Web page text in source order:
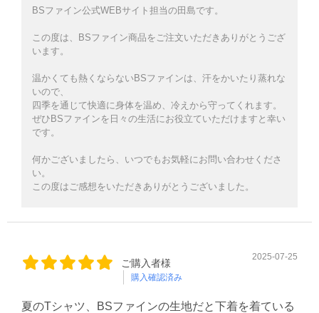
BSファイン公式WEBサイト担当の田島です。
この度は、BSファイン商品をご注文いただきありがとうござ
います。
温かくても熱くならないBSファインは、汗をかいたり蒸れな
いので、
四季を通じて快適に身体を温め、冷えから守ってくれます。
ぜひBSファインを日々の生活にお役立ていただけますと幸い
です。
何かございましたら、いつでもお気軽にお問い合わせくださ
い。
この度はご感想をいただきありがとうございました。
ご購入者様
購入確認済み
2025-07-25
夏のTシャツ、BSファインの生地だと下着を着ている